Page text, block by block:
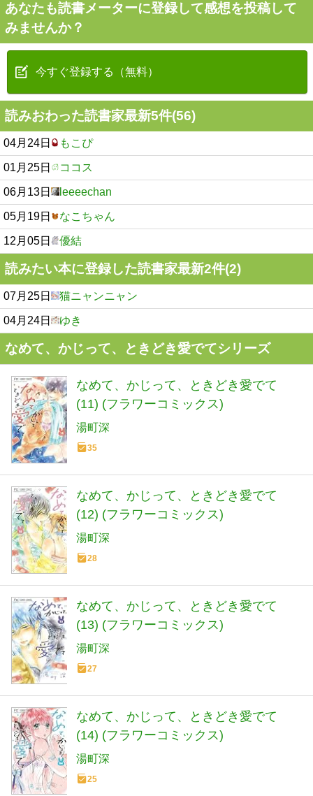
あなたも読書メーターに登録して感想を投稿して
みませんか？
今すぐ登録する（無料）
読みおわった読書家最新5件(56)
04月24日 もこぴ
01月25日 ココス
06月13日 leeeechan
05月19日 なこちゃん
12月05日 優結
読みたい本に登録した読書家最新2件(2)
07月25日 猫ニャンニャン
04月24日 ゆき
なめて、かじって、ときどき愛でてシリーズ
なめて、かじって、ときどき愛でて
(11) (フラワーコミックス)
湯町深
35
なめて、かじって、ときどき愛でて
(12) (フラワーコミックス)
湯町深
28
なめて、かじって、ときどき愛でて
(13) (フラワーコミックス)
湯町深
27
なめて、かじって、ときどき愛でて
(14) (フラワーコミックス)
湯町深
25